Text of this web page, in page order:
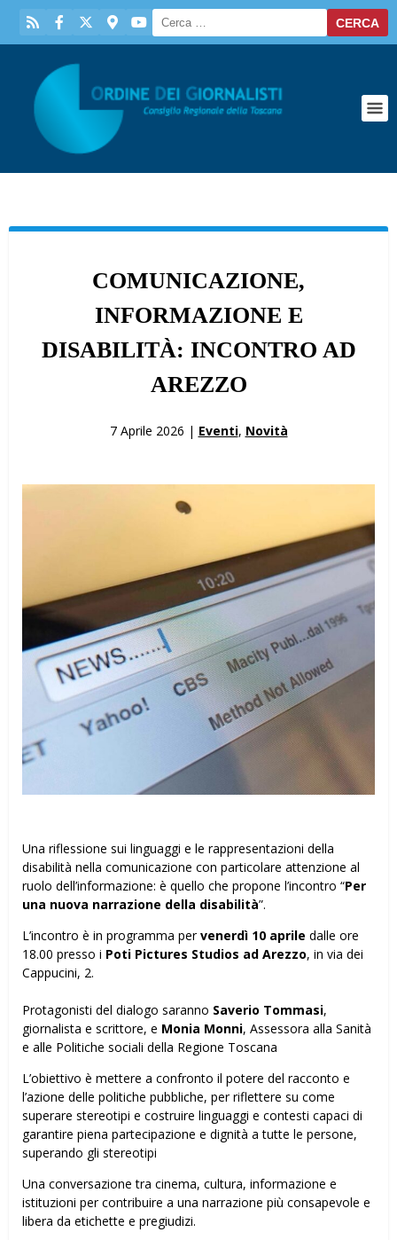
COMUNICAZIONE,
INFORMAZIONE E
DISABILITÀ: INCONTRO AD
AREZZO
7 Aprile 2026 | Eventi, Novità
Una riflessione sui linguaggi e le rappresentazioni della
disabilità nella comunicazione con particolare attenzione al
ruolo dell’informazione: è quello che propone l’incontro “Per
una nuova narrazione della disabilità”.
L’incontro è in programma pervenerdì 10 aprile dalle ore
18.00 presso i Poti Pictures Studios ad Arezzo, in via dei
Cappucini, 2.
Protagonisti del dialogo saranno Saverio Tommasi,
giornalista e scrittore, e Monia Monni, Assessora alla Sanità
e alle Politiche sociali della Regione Toscana
L’obiettivo è mettere a confronto il potere del racconto e
l’azione delle politiche pubbliche, per riflettere su come
superare stereotipi e costruire linguaggi e contesti capaci di
garantire piena partecipazione e dignità a tutte le persone,
superando gli stereotipi
Una conversazione tra cinema, cultura, informazione e
istituzioni per contribuire a una narrazione più consapevole e
libera da etichette e pregiudizi.